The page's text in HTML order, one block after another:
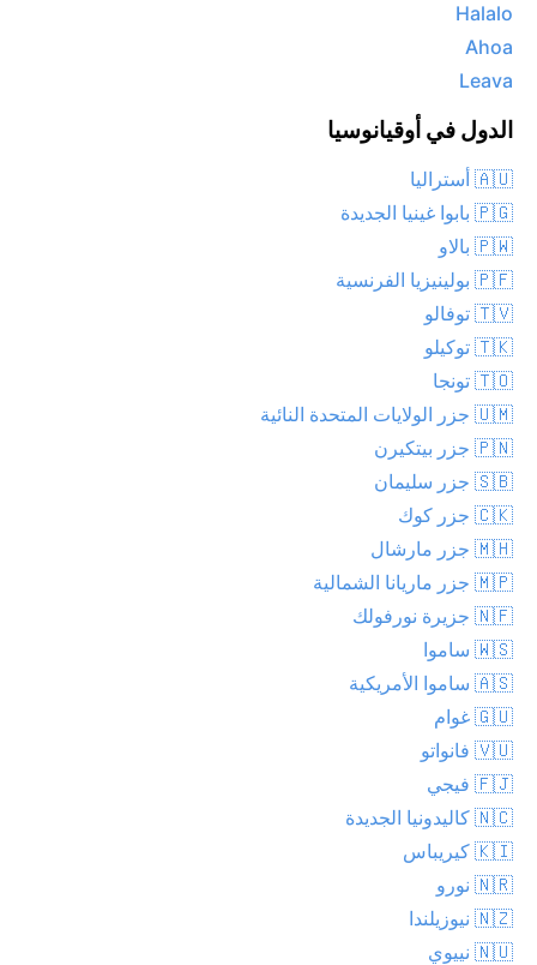
Halalo
Ahoa
Leava
الدول في أوقيانوسيا
🇦🇺 أستراليا
🇵🇬 بابوا غينيا الجديدة
🇵🇼 بالاو
🇵🇫 بولينيزيا الفرنسية
🇹🇻 توفالو
🇹🇰 توكيلو
🇹🇴 تونجا
🇺🇲 جزر الولايات المتحدة النائية
🇵🇳 جزر بيتكيرن
🇸🇧 جزر سليمان
🇨🇰 جزر كوك
🇲🇭 جزر مارشال
🇲🇵 جزر ماريانا الشمالية
🇳🇫 جزيرة نورفولك
🇼🇸 ساموا
🇦🇸 ساموا الأمريكية
🇬🇺 غوام
🇻🇺 فانواتو
🇫🇯 فيجي
🇳🇨 كاليدونيا الجديدة
🇰🇮 كيريباس
🇳🇷 نورو
🇳🇿 نيوزيلندا
🇳🇺 نييوي